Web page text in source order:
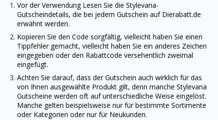
Vor der Verwendung Lesen Sie die Stylevana-
Gutscheindetails, die bei jedem Gutschein auf Dierabatt.de
erwähnt werden.
Kopieren Sie den Code sorgfältig, vielleicht haben Sie einen
Tippfehler gemacht, vielleicht haben Sie ein anderes Zeichen
eingegeben oder den Rabattcode versehentlich zweimal
eingefügt.
Achten Sie darauf, dass der Gutschein auch wirklich für das
von Ihnen ausgewählte Produkt gilt, denn manche Stylevana
Gutscheine werden oft auf unterschiedliche Weise eingelöst.
Manche gelten beispielsweise nur für bestimmte Sortimente
oder Kategorien oder nur für Neukunden.